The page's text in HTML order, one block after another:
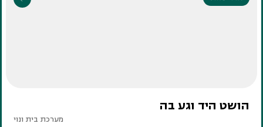
הושט היד וגע בה
מערכת בית ונוי